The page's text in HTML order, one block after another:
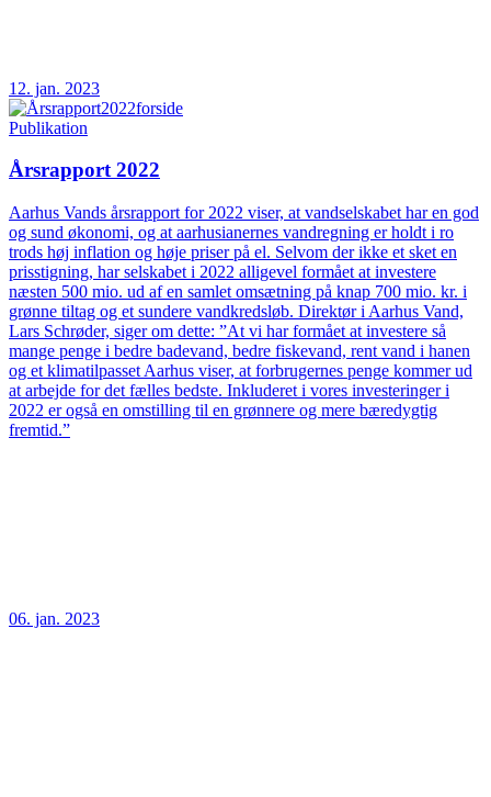
12. jan. 2023
Publikation
Årsrapport 2022
Aarhus Vands årsrapport for 2022 viser, at vandselskabet har en god
og sund økonomi, og at aarhusianernes vandregning er holdt i ro
trods høj inflation og høje priser på el. Selvom der ikke et sket en
prisstigning, har selskabet i 2022 alligevel formået at investere
næsten 500 mio. ud af en samlet omsætning på knap 700 mio. kr. i
grønne tiltag og et sundere vandkredsløb. Direktør i Aarhus Vand,
Lars Schrøder, siger om dette: ”At vi har formået at investere så
mange penge i bedre badevand, bedre fiskevand, rent vand i hanen
og et klimatilpasset Aarhus viser, at forbrugernes penge kommer ud
at arbejde for det fælles bedste. Inkluderet i vores investeringer i
2022 er også en omstilling til en grønnere og mere bæredygtig
fremtid.”
06. jan. 2023